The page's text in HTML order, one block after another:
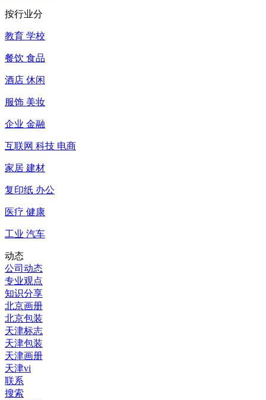
按行业分
教育 学校
餐饮 食品
酒店 休闲
服饰 美妆
企业 金融
互联网 科技 电商
家居 建材
复印纸 办公
医疗 健康
工业 汽车
动态
公司动态
专业观点
知识分享
北京画册
北京包装
天津标志
天津包装
天津画册
天津vi
联系
搜索